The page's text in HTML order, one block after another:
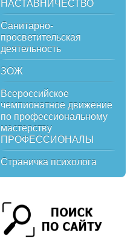
НАСТАВНИЧЕСТВО
Санитарно-
просветительская
деятельность
ЗОЖ
Всероссийское
чемпионатное движение
по профессиональному
мастерству
ПРОФЕССИОНАЛЫ
Страничка психолога